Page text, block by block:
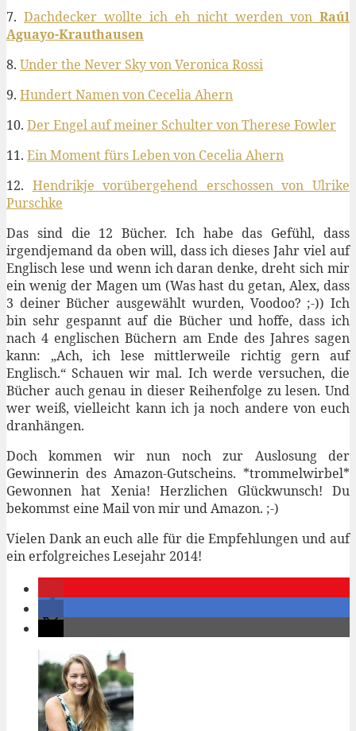
7. Dachdecker wollte ich eh nicht werden von Raúl
Aguayo-Krauthausen
8. Under the Never Sky von Veronica Rossi
9. Hundert Namen von Cecelia Ahern
10. Der Engel auf meiner Schulter von Therese Fowler
11. Ein Moment fürs Leben von Cecelia Ahern
12. Hendrikje vorübergehend erschossen von Ulrike
Purschke
Das sind die 12 Bücher. Ich habe das Gefühl, dass
irgendjemand da oben will, dass ich dieses Jahr viel auf
Englisch lese und wenn ich daran denke, dreht sich mir
ein wenig der Magen um (Was hast du getan, Alex, dass
3 deiner Bücher ausgewählt wurden, Voodoo? ;-)) Ich
bin sehr gespannt auf die Bücher und hoffe, dass ich
nach 4 englischen Büchern am Ende des Jahres sagen
kann: „Ach, ich lese mittlerweile richtig gern auf
Englisch.“ Schauen wir mal. Ich werde versuchen, die
Bücher auch genau in dieser Reihenfolge zu lesen. Und
wer weiß, vielleicht kann ich ja noch andere von euch
dranhängen.
Doch kommen wir nun noch zur Auslosung der
Gewinnerin des Amazon-Gutscheins. *trommelwirbel*
Gewonnen hat Xenia! Herzlichen Glückwunsch! Du
bekommst eine Mail von mir und Amazon. ;-)
Vielen Dank an euch alle für die Empfehlungen und auf
ein erfolgreiches Lesejahr 2014!